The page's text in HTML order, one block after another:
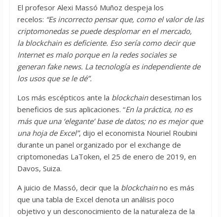
El profesor Alexi Massó Muñoz despeja los
recelos: “Es incorrecto pensar que, como el valor de las
criptomonedas se puede desplomar en el mercado,
la blockchain es deficiente. Eso sería como decir que
Internet es malo porque en la redes sociales se
generan fake news. La tecnología es independiente de
los usos que se le dé”.
Los más escépticos ante la blockchaindesestiman los
beneficios de sus aplicaciones. “En la práctica, no es
más que una ‘elegante’ base de datos; no es mejor que
una hoja de Excel”, dijo el economista Nouriel Roubini
durante un panel organizado por el exchange de
criptomonedas LaToken, el 25 de enero de 2019, en
Davos, Suiza.
A juicio de Massó, decir que la blockchainno es más
que una tabla de Excel denota un análisis poco
objetivo y un desconocimiento de la naturaleza de la